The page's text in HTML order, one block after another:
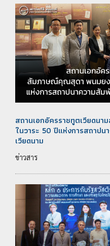
สถานเอกอัครราชทูตเวียดน
ในวาระ 50 ปีแห่งการสถาป
เวียดนาม
ข่าวสาร